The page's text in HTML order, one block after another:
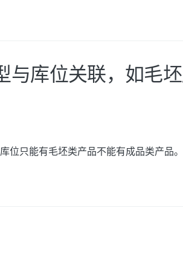
库位关联，如毛
位只能有毛坯类产品不能有成品类产品